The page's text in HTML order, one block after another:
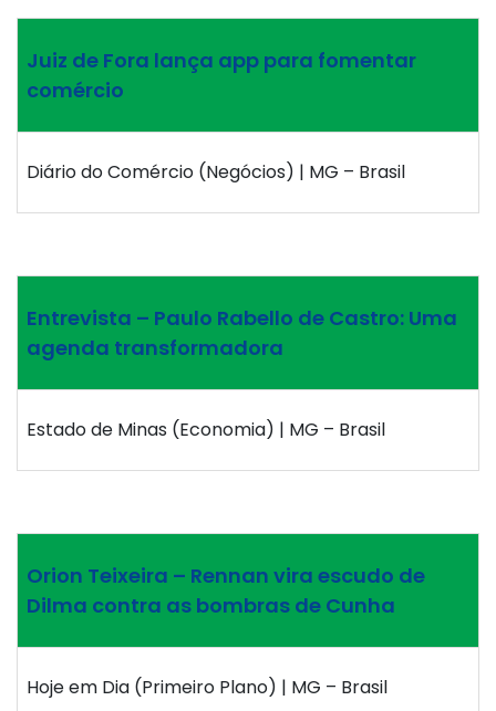
Juiz de Fora lança app para fomentar
comércio
Diário do Comércio (Negócios) | MG – Brasil
Entrevista – Paulo Rabello de Castro: Uma
agenda transformadora
Estado de Minas (Economia) | MG – Brasil
Orion Teixeira – Rennan vira escudo de
Dilma contra as bombras de Cunha
Hoje em Dia (Primeiro Plano) | MG – Brasil